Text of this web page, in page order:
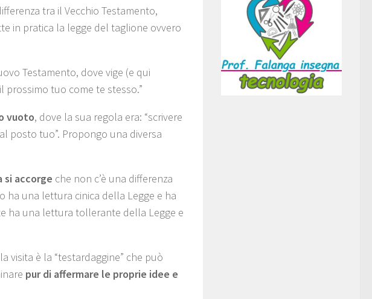
tra il Vecchio Testamento,
in pratica la legge del taglione ovvero
Testamento, dove vige (e qui
prossimo tuo come te stesso.”
vuoto, dove la sua regola era: “scrivere
posto tuo”. Propongo una diversa
si accorge che non c’è una differenza
ha una lettura cinica della Legge e ha
ha una lettura tollerante della Legge e
visita è la “testardaggine” che può
pur di affermare le proprie idee e